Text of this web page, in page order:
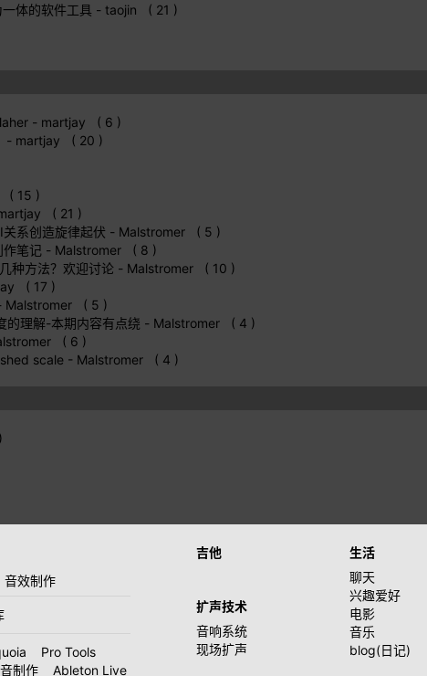
体的软件工具 - taojin ( 21 )
- martjay ( 6 )
- martjay ( 20 )
( 15 )
( 21 )
系创造旋律起伏 - Malstromer ( 5 )
笔记 - Malstromer ( 8 )
种方法？欢迎讨论 - Malstromer ( 10 )
( 17 )
Malstromer ( 5 )
理解-本期内容有点绕 - Malstromer ( 4 )
( 6 )
scale - Malstromer ( 4 )
音效制作
Pro Tools
制作 Ableton Live
吉他
扩声技术
音响系统
现场扩声
生活
聊天
兴趣爱好
电影
音乐
blog(日记)